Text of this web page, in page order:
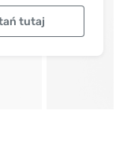
tutaj